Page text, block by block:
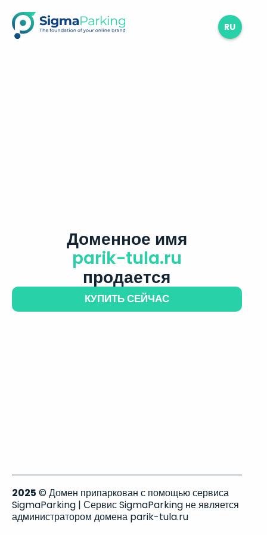
RU
Доменное имя
parik-tula.ru
продается
КУПИТЬ СЕЙЧАС
2025 © Домен припаркован с помощью сервиса
SigmaParking | Сервис SigmaParking не является
администратором домена parik-tula.ru